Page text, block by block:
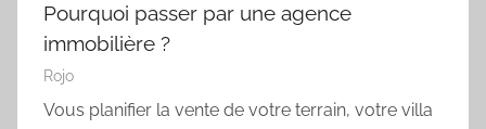
Pourquoi passer par une agence
immobilière ?
Rojo
Vous planifier la vente de votre terrain, votre villa